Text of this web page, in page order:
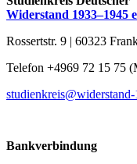
Widerstand 1933–1945
Rossertstr. 9 | 60323
Telefon +4969 72 15 75
Bankverbindung